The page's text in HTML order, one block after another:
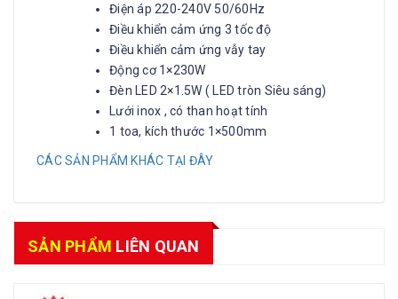
Điện áp 220-240V 50/60Hz
Điều khiển cảm ứng 3 tốc độ
Điều khiển cảm ứng vẫy tay
Động cơ 1×230W
Đèn LED 2×1.5W ( LED tròn Siêu sáng)
Lưới inox , có than hoạt tính
1 toa, kích thước 1×500mm
CÁC SẢN PHẨM KHÁC TẠI ĐÂY
SẢN PHẨM LIÊN QUAN